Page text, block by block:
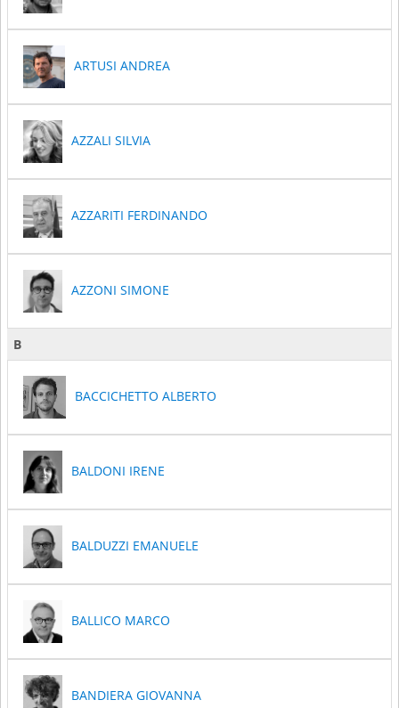
ARTUSI ANDREA
AZZALI SILVIA
AZZARITI FERDINANDO
AZZONI SIMONE
B
BACCICHETTO ALBERTO
BALDONI IRENE
BALDUZZI EMANUELE
BALLICO MARCO
BANDIERA GIOVANNA